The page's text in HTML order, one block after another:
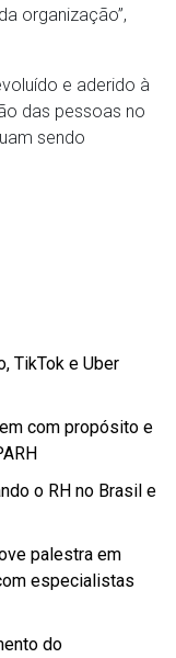
organização”,
e aderido à
das pessoas no
sendo
TikTok e Uber
com propósito e
o RH no Brasil e
palestra em
especialistas
do